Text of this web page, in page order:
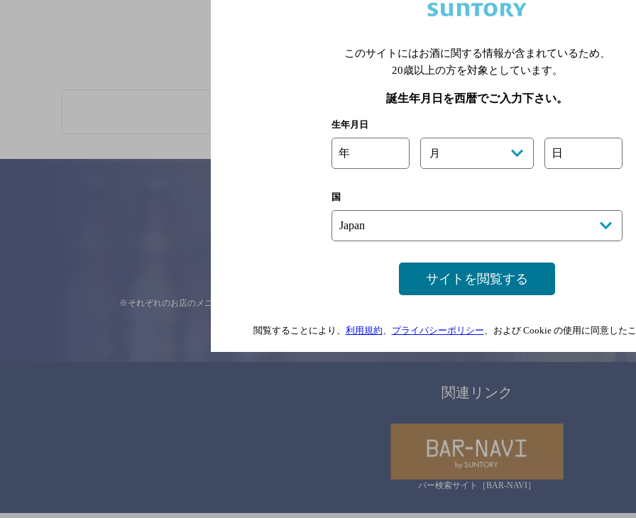
※店舗によりハイボール取り扱い銘
サイトマップ ご意見・ご感想 利用規約
※それぞれのお店のメニューや営業時間などの掲載情報については、 念のためお店にご確
情報提供：ぐるなび
関連リンク
バー検索サイト［BAR-NAVI］
このサイトにはお酒に関する情報が含まれているため、
20歳以上の方を対象としています。
誕生年月日を西暦でご入力下さい。
生年月日
年 月 日
国
サイトを閲覧する
閲覧することにより、 利用規約 プライバシーポリシー 、および Cookie の使用に同意した